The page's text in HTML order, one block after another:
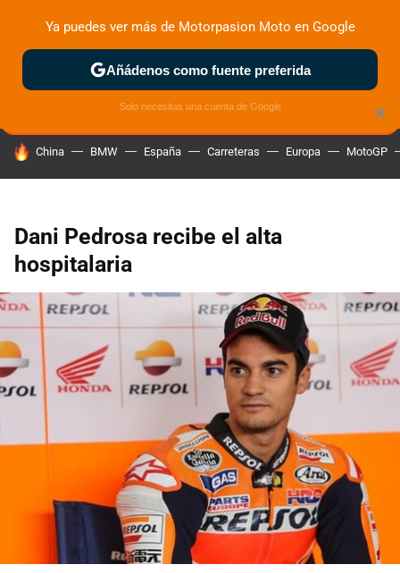
ZONA DE PRUEBAS DEPORTIVAS MOTOS ELÉCTRICAS
HOY SE HABLA DE
China BMW España Carreteras Europa MotoGP
Dani Pedrosa recibe el alta
hospitalaria
×
Ya puedes ver más de Motorpasion Moto en Google
Añádenos como fuente preferida
Solo necesitas una cuenta de Google